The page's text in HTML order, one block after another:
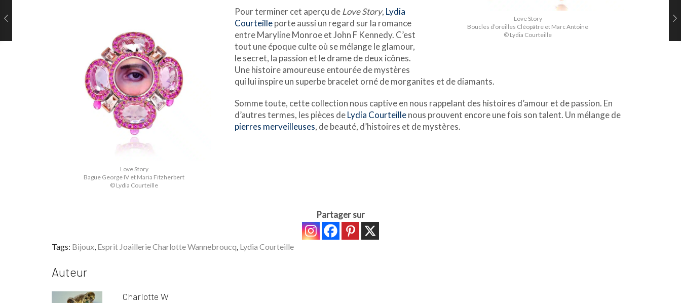
Love Story
Boucles d’oreilles Cléopâtre et Marc Antoine
© Lydia Courteille
Love Story
Bague George IV et Maria Fitzherbert
© Lydia Courteille
Pour terminer cet aperçu deLove Story, Lydia
Courteilleporte aussi un regard sur la romance
entre Maryline Monroe et John F Kennedy. C’est
tout une époque culte où se mélange le glamour,
le secret, la passion et le drame de deux icônes.
Une histoire amoureuse entourée de mystères
qui lui inspire un superbe bracelet orné de morganites et de diamants.
Somme toute, cette collection nous captive en nous rappelant des histoires d’amour et de passion. En
d’autres termes, les pièces deLydia Courteillenous prouvent encore une fois son talent. Un mélange de
pierres merveilleuses, de beauté, d’histoires et de mystères.
Partager sur
Tags: Bijoux, Esprit Joaillerie Charlotte Wannebroucq, Lydia Courteille
Auteur
Charlotte W